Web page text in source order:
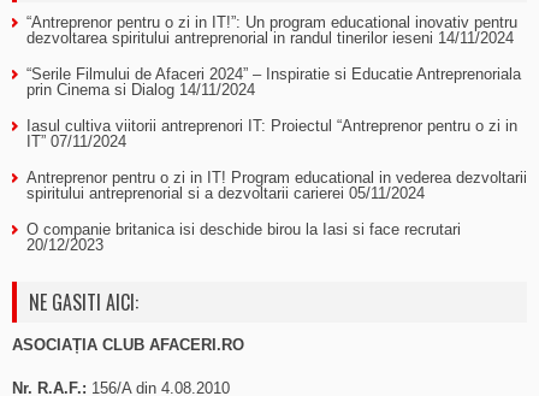
“Antreprenor pentru o zi in IT!”: Un program educational inovativ pentru
dezvoltarea spiritului antreprenorial in randul tinerilor ieseni 14/11/2024
“Serile Filmului de Afaceri 2024” – Inspiratie si Educatie Antreprenoriala
prin Cinema si Dialog 14/11/2024
Iasul cultiva viitorii antreprenori IT: Proiectul “Antreprenor pentru o zi in
IT” 07/11/2024
Antreprenor pentru o zi in IT! Program educational in vederea dezvoltarii
spiritului antreprenorial si a dezvoltarii carierei 05/11/2024
O companie britanica isi deschide birou la Iasi si face recrutari
20/12/2023
NE GASITI AICI:
ASOCIAȚIA CLUB AFACERI.RO
Nr. R.A.F.: 156/A din 4.08.2010